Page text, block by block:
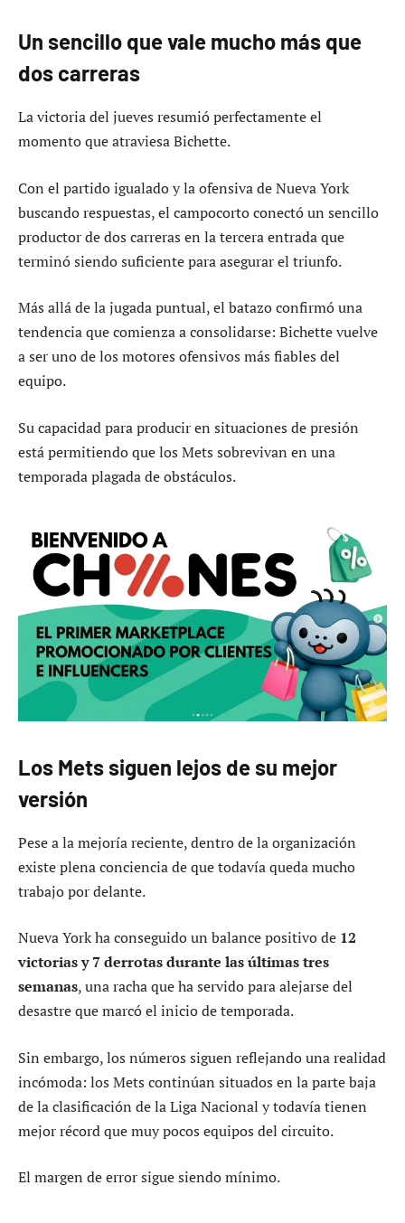
Un sencillo que vale mucho más que
dos carreras
La victoria del jueves resumió perfectamente el
momento que atraviesa Bichette.
Con el partido igualado y la ofensiva de Nueva York
buscando respuestas, el campocorto conectó un sencillo
productor de dos carreras en la tercera entrada que
terminó siendo suficiente para asegurar el triunfo.
Más allá de la jugada puntual, el batazo confirmó una
tendencia que comienza a consolidarse: Bichette vuelve
a ser uno de los motores ofensivos más fiables del
equipo.
Su capacidad para producir en situaciones de presión
está permitiendo que los Mets sobrevivan en una
temporada plagada de obstáculos.
Los Mets siguen lejos de su mejor
versión
Pese a la mejoría reciente, dentro de la organización
existe plena conciencia de que todavía queda mucho
trabajo por delante.
Nueva York ha conseguido un balance positivo de 12
victorias y 7 derrotas durante las últimas tres
semanas, una racha que ha servido para alejarse del
desastre que marcó el inicio de temporada.
Sin embargo, los números siguen reflejando una realidad
incómoda: los Mets continúan situados en la parte baja
de la clasificación de la Liga Nacional y todavía tienen
mejor récord que muy pocos equipos del circuito.
El margen de error sigue siendo mínimo.